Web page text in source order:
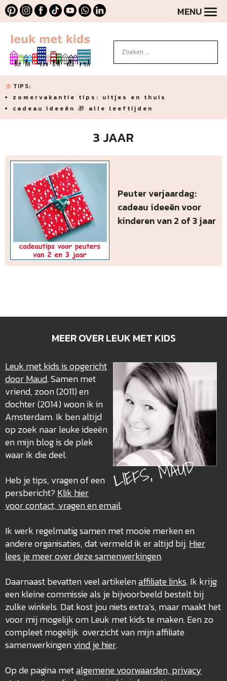
MENU
TIPS:
zomervakantie tips: uitjes en thuis
cadeau ideeën 🎁 alle leeftijden
3 JAAR
Peuter verjaardag:
cadeau ideeën voor
kinderen van 2 of 3 jaar
MEER OVER LEUK MET KIDS
LIEFS, MAUD
Leuk met kids is opgericht
door Maud. Samen met
vriend, zoon (2011) en
dochter (2014) woon ik in
Amsterdam. Ik ben altijd
op zoek naar leuke ideeën
en mijn blog is de plek
waar ik die deel.
Heb je tips, vragen of een
persbericht? Klik hier
voor contact, vragen en email.
Ik werk regelmatig samen met mooie merken en
andere organisaties, dat vermeld ik er altijd bij.Hier
lees je meer over dezesamenwerkingen.
Daarnaast bevatten veel artikelenaffiliate links. Ik krijg
een kleine commissie als je bijvoorbeeld bestelt bij
zulke winkels. Dat kost jou niets extra’s, maar maakt het
voor mij mogelijk om Leuk met kids te maken. Een zo
compleet mogelijk overzicht van mijn affiliate
samenwerkingenvind je hier.
Op de pagina metalgemene voorwaarden, privacy